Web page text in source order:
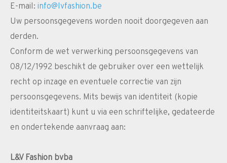
E-mail: info@lvfashion.be
Uw persoonsgegevens worden nooit doorgegeven aan
derden.
Conform de wet verwerking persoonsgegevens van
08/12/1992 beschikt de gebruiker over een wettelijk
recht op inzage en eventuele correctie van zijn
persoonsgegevens. Mits bewijs van identiteit (kopie
identiteitskaart) kunt u via een schriftelijke, gedateerde
en ondertekende aanvraag aan:
L&V Fashion bvba